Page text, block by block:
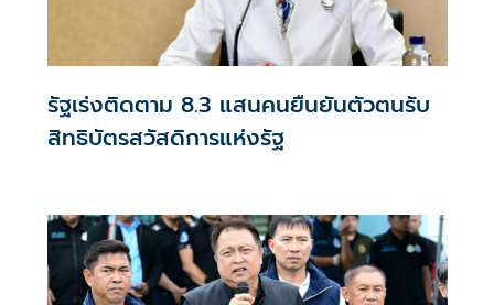
รัฐเร่งติดตาม 8.3 แสนคนยืนยันตัวตนรับ
สิทธิบัตรสวัสดิการแห่งรัฐ